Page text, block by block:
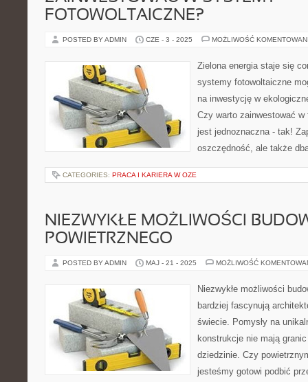
FOTOWOLTAICZNE?
POSTED BY ADMIN CZE - 3 - 2025 MOŻLIWOŚĆ
Zielona energia staje się
systemy fotowoltaiczne
na inwestycję w
Czy warto zainwestować
jest jednoznaczna - tak!
oszczędność, ale także
CATEGORIES: PRACA I KARIERA W OZE
NIEZWYKŁE MOŻLIWOŚCI
POWIETRZNEGO
POSTED BY ADMIN MAJ - 21 - 2025 MOŻLIWOŚĆ
Niezwykłe możliwości
bardziej fascynują
świecie. Pomysły na
konstrukcje nie mają
dziedzinie. Czy
jesteśmy gotowi podbić